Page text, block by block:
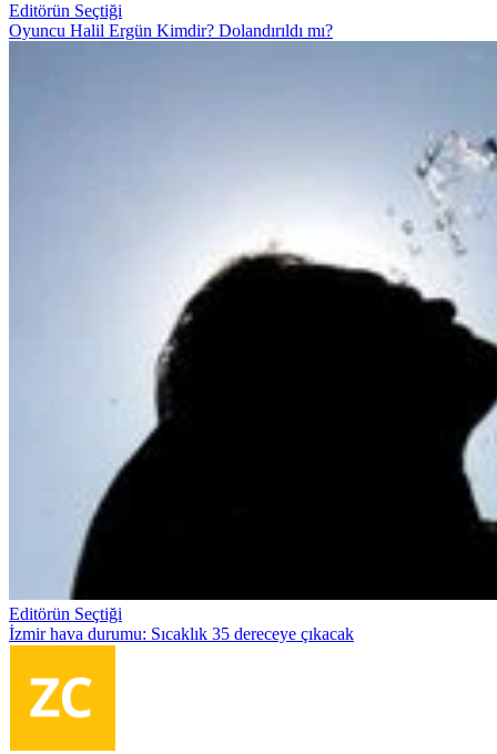
Editörün Seçtiği
Oyuncu Halil Ergün Kimdir? Dolandırıldı mı?
Editörün Seçtiği
İzmir hava durumu: Sıcaklık 35 dereceye çıkacak